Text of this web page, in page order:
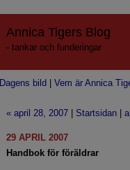
Annica Tigers Blog
- tankar och funderingar
Dagens bild |Vem är Annica
« april 28, 2007 Startsidan |
29 APRIL 2007
Handbok för föräldrar